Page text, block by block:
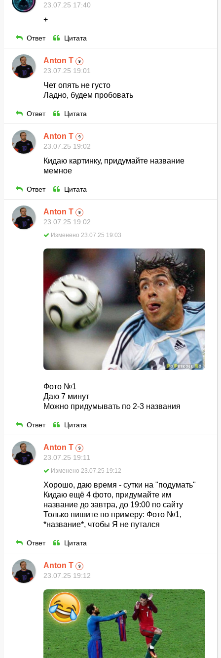
23.07.25 17:40
+
Ответ Цитата
Anton T 9
23.07.25 19:01
Чет опять не густо
Ладно, будем пробовать
Ответ Цитата
Anton T 9
23.07.25 19:02
Кидаю картинку, придумайте название
мемное
Ответ Цитата
Anton T 9
23.07.25 19:02
Изменено 23.07.25 19:03
Фото №1
Даю 7 минут
Можно придумывать по 2-3 названия
Ответ Цитата
Anton T 9
23.07.25 19:11
Изменено 23.07.25 19:12
Хорошо, даю время - сутки на "подумать"
Кидаю ещё 4 фото, придумайте им
название до завтра, до 19:00 по сайту
Только пишите по примеру: Фото №1,
*название*, чтобы Я не путался
Ответ Цитата
Anton T 9
23.07.25 19:12